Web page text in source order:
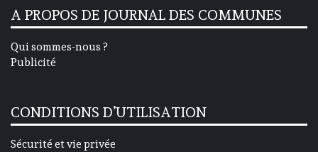
A PROPOS DE JOURNAL DES COMMUNES
Qui sommes-nous ?
Publicité
CONDITIONS D’UTILISATION
Sécurité et vie privée